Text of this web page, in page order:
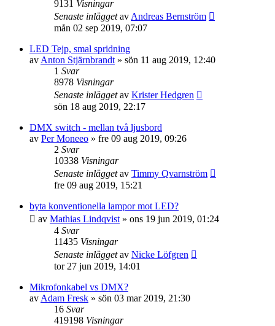
9131 Visningar
Senaste inläggetav Andreas Bernström
mån 02 sep 2019, 07:07
LED Tejp, smal spridning
av Anton Stjärnbrandt » sön 11 aug 2019, 12:40
1 Svar
8978 Visningar
Senaste inläggetav Krister Hedgren
sön 18 aug 2019, 22:17
DMX switch - mellan två ljusbord
av Per Moneeo » fre 09 aug 2019, 09:26
2 Svar
10338 Visningar
Senaste inläggetav Timmy Qvarnström
fre 09 aug 2019, 15:21
byta konventionella lampor mot LED?
av Mathias Lindqvist » ons 19 jun 2019, 01:24
4 Svar
11435 Visningar
Senaste inläggetav Nicke Löfgren
tor 27 jun 2019, 14:01
Mikrofonkabel vs DMX?
av Adam Fresk » sön 03 mar 2019, 21:30
16 Svar
419198 Visningar